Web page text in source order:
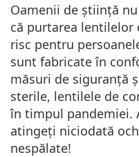
Oamenii de știință
că purtarea lentilelor
risc pentru
sunt fabricate în
măsuri de siguranță
sterile, lentilele de
în timpul pandemiei.
atingeți niciodată
nespălate!